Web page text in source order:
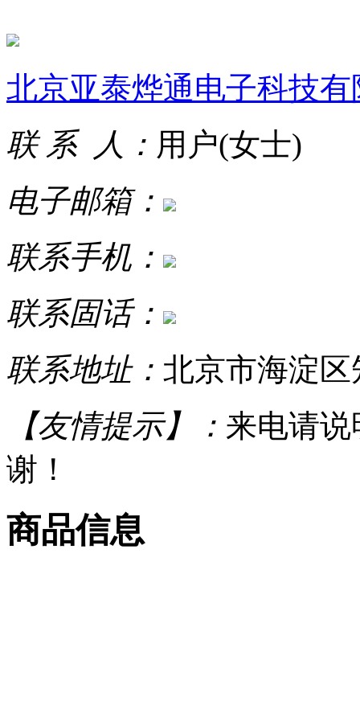
北京亚泰烨通电子科技有
联 系 人： 用户(女士)
电子邮箱：
联系手机：
联系固话：
联系地址： 北京市海淀区
【友情提示】： 来电请
谢！
商品信息